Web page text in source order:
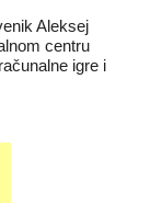
Aleksej
centru
igre i